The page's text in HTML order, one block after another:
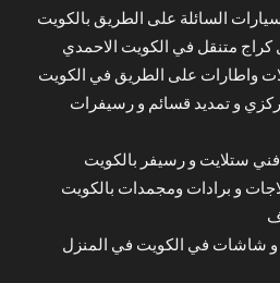
السائلة على الطريق بالكويت
كراج متنقل في الكويت الاحمدي
واطارات على الطريق في الكويت
و تمديد قسائم و رسيفرات
ستلايت و رسيفر بالكويت
و برادات ومجمدات بالكويت
و شاشات في الكويت في المنزل